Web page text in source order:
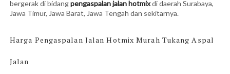
bergerak di bidangpengaspalan jalan hotmixdi daerah Surabaya,
Jawa Timur, Jawa Barat, Jawa Tengah dan sekitarnya.
Harga Pengaspalan Jalan Hotmix Murah Tukang Aspal
Jalan